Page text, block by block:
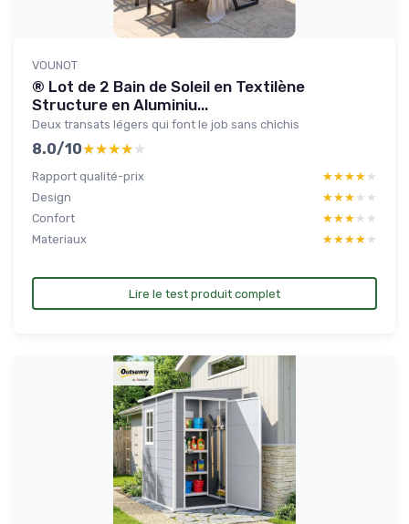
VOUNOT
® Lot de 2 Bain de Soleil en Textilène
Structure en Aluminiu...
Deux transats légers qui font le job sans chichis
8.0/10★★★★★
★★★★★
Rapport qualité-prix ★★★★★
★★★★★
Design
★★★★★
★★★★★
Confort
★★★★★
★★★★★
Materiaux
★★★★★
★★★★★
Lire le test produit complet